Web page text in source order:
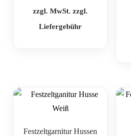
zzgl. MwSt. zzgl.
Liefergebühr
Festzeltgarnitur Hussen